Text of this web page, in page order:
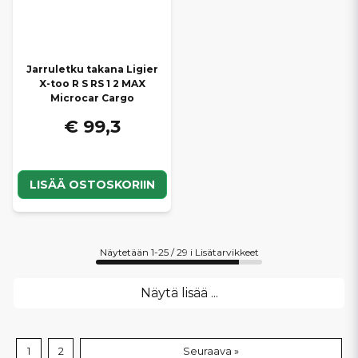
Jarruletku takana Ligier
X-too R S RS 1 2 MAX
Microcar Cargo
€ 99,3
LISÄÄ OSTOSKORIIN
Näytetään 1-25 / 29 i Lisätarvikkeet
Näytä lisää ...
1 2 Seuraava »